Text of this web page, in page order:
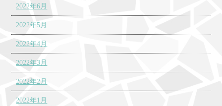
2022年6月
2022年5月
2022年4月
2022年3月
2022年2月
2022年1月